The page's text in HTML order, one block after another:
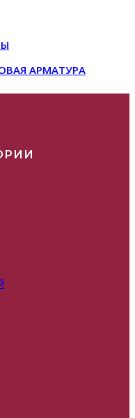
АРМАТУРА